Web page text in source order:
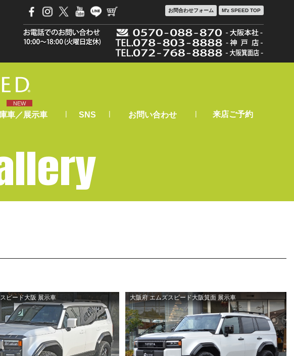
お問合わせフォーム M'z SPEED TOP
NEW
車／展示車 | SNS | お問い合わせ | 来店ご予約
ピード大阪 展示車 大阪府 エムズスピード大阪箕面 展示車